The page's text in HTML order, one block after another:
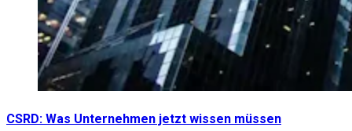
CSRD: Was Unternehmen jetzt wissen müssen